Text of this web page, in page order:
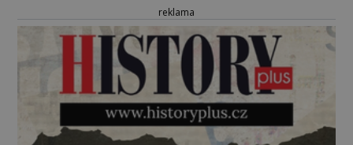
reklama